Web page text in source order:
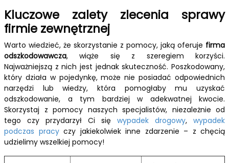
Kluczowe zalety zlecenia sprawy
firmie zewnętrznej
Warto wiedzieć, że skorzystanie z pomocy, jaką oferuje firma
odszkodowawcza, wiąże się z szeregiem korzyści.
Najważniejszą z nich jest jednak skuteczność. Poszkodowany,
który działa w pojedynkę, może nie posiadać odpowiednich
narzędzi lub wiedzy, która pomogłaby mu uzyskać
odszkodowanie, a tym bardziej w adekwatnej kwocie.
Skorzystaj z pomocy naszych specjalistów, niezależnie od
tego czy przydarzył Ci się wypadek drogowy, wypadek
podczas pracyczy jakiekolwiek inne zdarzenie – z chęcią
udzielimy wszelkiej pomocy!